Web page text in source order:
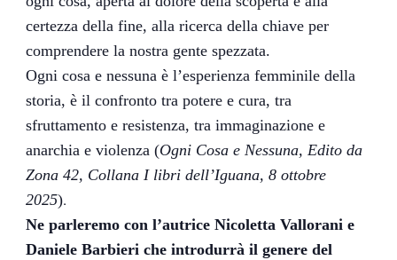
certezza della fine, alla ricerca della chiave per
comprendere la nostra gente spezzata.
Ogni cosa e nessuna è l’esperienza femminile della
storia, è il confronto tra potere e cura, tra
sfruttamento e resistenza, tra immaginazione e
anarchia e violenza (Ogni Cosa e Nessuna, Edito da
Zona 42, Collana I libridell’Iguana, 8 ottobre
2025).
Ne parleremo con l’autrice Nicoletta Vallorani e
Daniele Barbieri che introdurrà il genere del